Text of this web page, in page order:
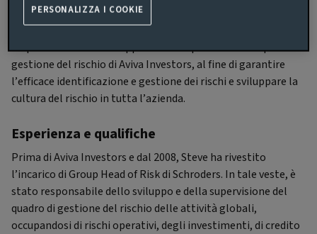
Quale CRO di Aviva Investors, Steve è responsabile della
conduzione delle funzioni globali di Risk & Compliance. È
responsabile dello sviluppo e della supervisione del quadro di
gestione del rischio di Aviva Investors, al fine di garantire
l’efficace identificazione e gestione dei rischi e sviluppare la
cultura del rischio in tutta l’azienda.
Esperienza e qualifiche
Prima di Aviva Investors e dal 2008, Steve ha rivestito
l’incarico di Group Head of Risk di Schroders. In tale veste, è
stato responsabile dello sviluppo e della supervisione del
quadro di gestione del rischio delle attività globali,
occupandosi di rischi operativi, degli investimenti, di credito
PERSONALIZZA I COOKIE